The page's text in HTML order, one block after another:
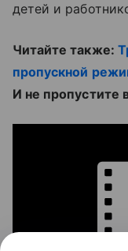
детей и
Читайте также:
пропускной
И не пропустите